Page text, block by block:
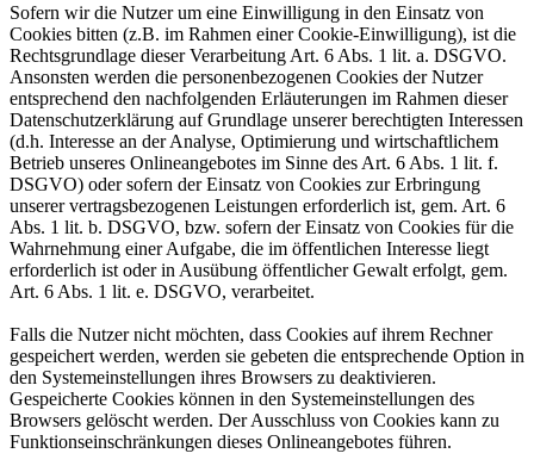
Sofern wir die Nutzer um eine Einwilligung in den Einsatz von
Cookies bitten (z.B. im Rahmen einer Cookie-Einwilligung), ist die
Rechtsgrundlage dieser Verarbeitung Art. 6 Abs. 1 lit. a. DSGVO.
Ansonsten werden die personenbezogenen Cookies der Nutzer
entsprechend den nachfolgenden Erläuterungen im Rahmen dieser
Datenschutzerklärung auf Grundlage unserer berechtigten Interessen
(d.h. Interesse an der Analyse, Optimierung und wirtschaftlichem
Betrieb unseres Onlineangebotes im Sinne des Art. 6 Abs. 1 lit. f.
DSGVO) oder sofern der Einsatz von Cookies zur Erbringung
unserer vertragsbezogenen Leistungen erforderlich ist, gem. Art. 6
Abs. 1 lit. b. DSGVO, bzw. sofern der Einsatz von Cookies für die
Wahrnehmung einer Aufgabe, die im öffentlichen Interesse liegt
erforderlich ist oder in Ausübung öffentlicher Gewalt erfolgt, gem.
Art. 6 Abs. 1 lit. e. DSGVO, verarbeitet.
Falls die Nutzer nicht möchten, dass Cookies auf ihrem Rechner
gespeichert werden, werden sie gebeten die entsprechende Option in
den Systemeinstellungen ihres Browsers zu deaktivieren.
Gespeicherte Cookies können in den Systemeinstellungen des
Browsers gelöscht werden. Der Ausschluss von Cookies kann zu
Funktionseinschränkungen dieses Onlineangebotes führen.